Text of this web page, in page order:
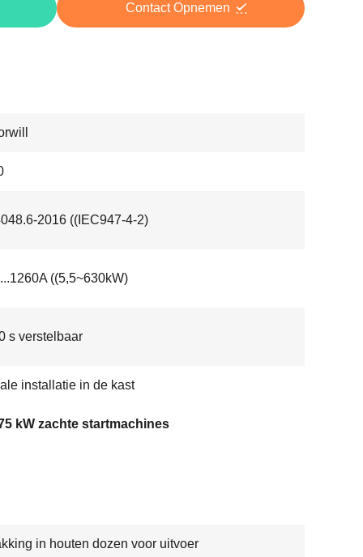
Contact Opnemen
2016 ((IEC947-4-2)
((5,5~630kW)
s verstelbaar
installatie in de kast
kW zachte startmachines
in houten dozen voor uitvoer